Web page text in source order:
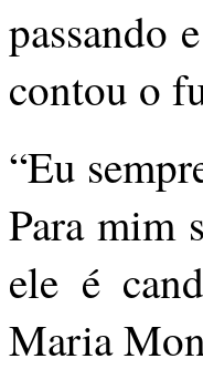
passando
contou o
“Eu
Para mim
ele é
Maria